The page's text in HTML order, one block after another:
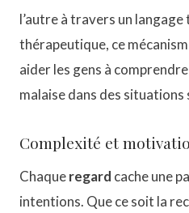
l’autre à travers un langage
thérapeutique, ce
aider les gens à
malaise dans des situations
Complexité et
Chaqueregard cache une
intentions. Que ce soit la